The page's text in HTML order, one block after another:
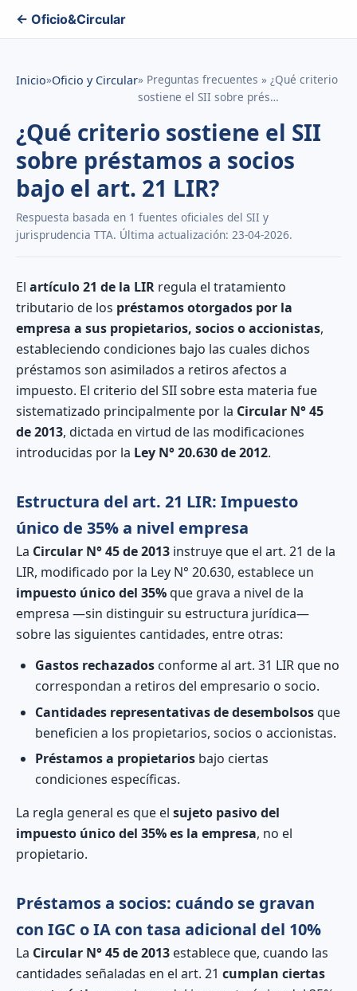
← Oficio&Circular
Inicio»Oficio y Circular» Preguntas frecuentes » ¿Qué criterio
sostiene el SII sobre prés…
¿Qué criterio sostiene el SII
sobre préstamos a socios
bajo el art. 21 LIR?
Respuesta basada en 1 fuentes oficiales del SII y
jurisprudencia TTA. Última actualización: 23-04-2026.
El artículo 21 de la LIR regula el tratamiento
tributario de los préstamos otorgados por la
empresa a sus propietarios, socios o accionistas,
estableciendo condiciones bajo las cuales dichos
préstamos son asimilados a retiros afectos a
impuesto. El criterio del SII sobre esta materia fue
sistematizado principalmente por la Circular N° 45
de 2013, dictada en virtud de las modificaciones
introducidas por la Ley N° 20.630 de 2012.
Estructura del art. 21 LIR: Impuesto
único de 35% a nivel empresa
La Circular N° 45 de 2013 instruye que el art. 21 de la
LIR, modificado por la Ley N° 20.630, establece un
impuesto único del 35%que grava a nivel de la
empresa —sin distinguir su estructura jurídica—
sobre las siguientes cantidades, entre otras:
Gastos rechazados conforme al art. 31 LIR que no
correspondan a retiros del empresario o socio.
Cantidades representativas de desembolsosque
beneficien a los propietarios, socios o accionistas.
Préstamos a propietarios bajo ciertas
condiciones específicas.
La regla general es que el sujeto pasivo del
impuesto único del 35% es la empresa, no el
propietario.
Préstamos a socios: cuándo se gravan
con IGC o IA con tasa adicional del 10%
La Circular N° 45 de 2013 establece que, cuando las
cantidades señaladas en el art. 21 cumplan ciertas